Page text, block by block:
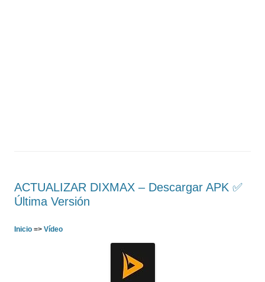
ACTUALIZAR DIXMAX – Descargar APK ✅️
Última Versión
Inicio => Vídeo